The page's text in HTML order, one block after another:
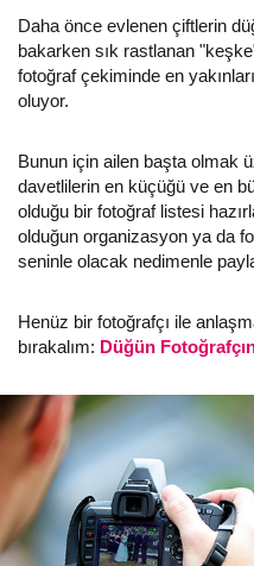
Daha önce evlenen çiftlerin
bakarken sık rastlanan
fotoğraf çekiminde en
oluyor.
Bunun için ailen başta olmak
davetlilerin en küçüğü ve en
olduğu bir fotoğraf listesi
olduğun organizasyon ya da
seninle olacak nedimenle
Henüz bir fotoğrafçı ile
bırakalım: Düğün